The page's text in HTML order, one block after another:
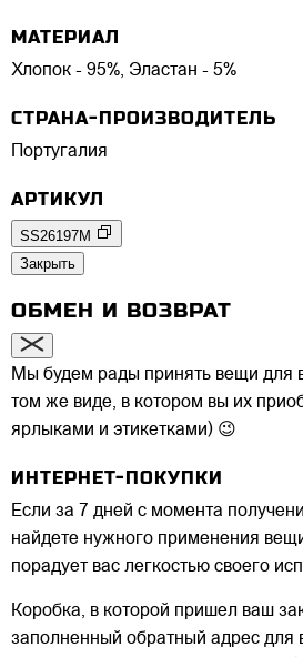
МАТЕРИАЛ
Хлопок - 95%, Эластан - 5%
СТРАНА-ПРОИЗВОДИТЕЛЬ
Португалия
АРТИКУЛ
SS26197M
Закрыть
ОБМЕН И ВОЗВРАТ
Мы будем рады принять вещи для
том же виде, в котором вы их
ярлыками и этикетками) 😉
ИНТЕРНЕТ-ПОКУПКИ
Если за 7 дней с момента
найдете нужного применения
порадует вас легкостью своего
Коробка, в которой пришел ваш
заполненный обратный адрес для